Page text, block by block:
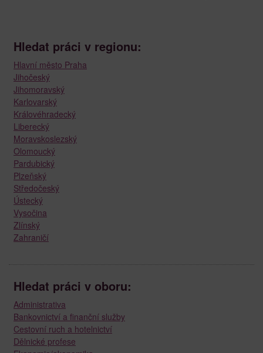
Hledat práci v regionu:
Hlavní město Praha
Jihočeský
Jihomoravský
Karlovarský
Královéhradecký
Liberecký
Moravskoslezský
Olomoucký
Pardubický
Plzeňský
Středočeský
Ústecký
Vysočina
Zlínský
Zahraničí
Hledat práci v oboru:
Administrativa
Bankovnictví a finanční služby
Cestovní ruch a hotelnictví
Dělnické profese